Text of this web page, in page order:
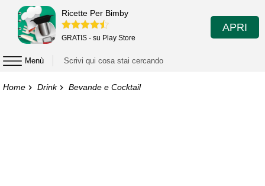
Ricette Per Bimby
GRATIS - su Play Store
APRI
Menù
Home Drink Bevande e Cocktail